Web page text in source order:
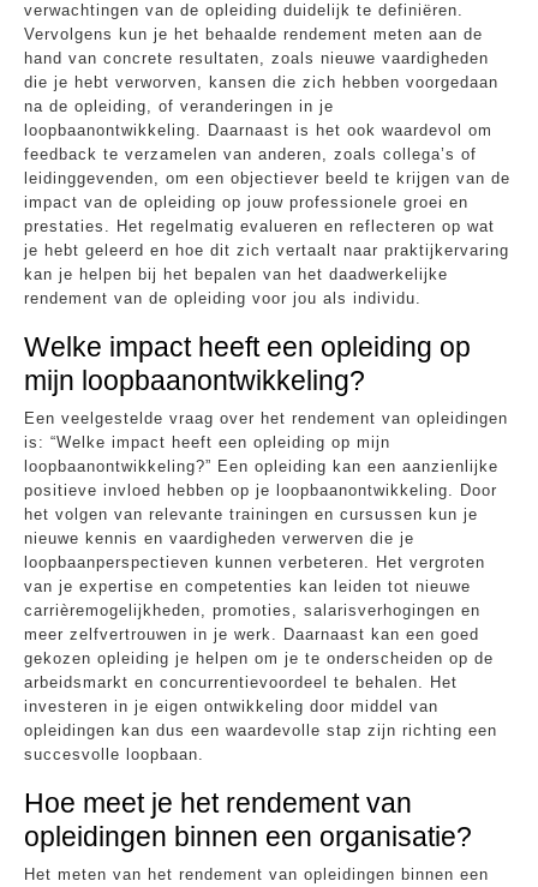
verwachtingen van de opleiding duidelijk te definiëren.
Vervolgens kun je het behaalde rendement meten aan de
hand van concrete resultaten, zoals nieuwe vaardigheden
die je hebt verworven, kansen die zich hebben voorgedaan
na de opleiding, of veranderingen in je
loopbaanontwikkeling. Daarnaast is het ook waardevol om
feedback te verzamelen van anderen, zoals collega’s of
leidinggevenden, om een objectiever beeld te krijgen van de
impact van de opleiding op jouw professionele groei en
prestaties. Het regelmatig evalueren en reflecteren op wat
je hebt geleerd en hoe dit zich vertaalt naar praktijkervaring
kan je helpen bij het bepalen van het daadwerkelijke
rendement van de opleiding voor jou als individu.
Welke impact heeft een opleiding op
mijn loopbaanontwikkeling?
Een veelgestelde vraag over het rendement van opleidingen
is: “Welke impact heeft een opleiding op mijn
loopbaanontwikkeling?” Een opleiding kan een aanzienlijke
positieve invloed hebben op je loopbaanontwikkeling. Door
het volgen van relevante trainingen en cursussen kun je
nieuwe kennis en vaardigheden verwerven die je
loopbaanperspectieven kunnen verbeteren. Het vergroten
van je expertise en competenties kan leiden tot nieuwe
carrièremogelijkheden, promoties, salarisverhogingen en
meer zelfvertrouwen in je werk. Daarnaast kan een goed
gekozen opleiding je helpen om je te onderscheiden op de
arbeidsmarkt en concurrentievoordeel te behalen. Het
investeren in je eigen ontwikkeling door middel van
opleidingen kan dus een waardevolle stap zijn richting een
succesvolle loopbaan.
Hoe meet je het rendement van
opleidingen binnen een organisatie?
Het meten van het rendement van opleidingen binnen een